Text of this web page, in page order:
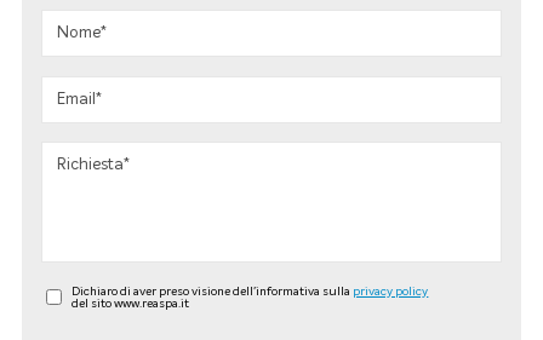
Dichiaro di aver preso visione dell'informativa sulla privacy policy
del sito www.reaspa.it